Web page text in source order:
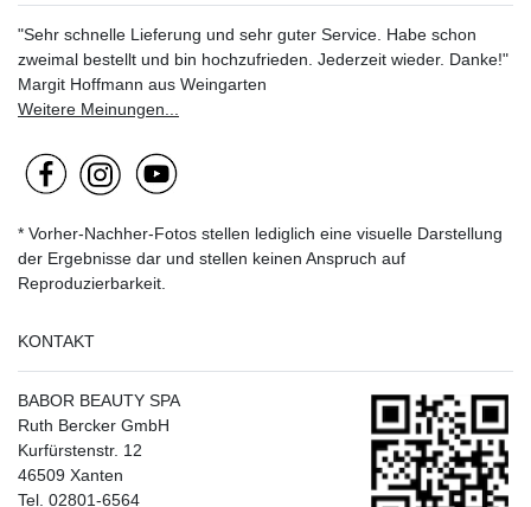
"Sehr schnelle Lieferung und sehr guter Service. Habe schon
zweimal bestellt und bin hochzufrieden. Jederzeit wieder. Danke!"
Margit Hoffmann aus Weingarten
Weitere Meinungen...
* Vorher-Nachher-Fotos stellen lediglich eine visuelle Darstellung
der Ergebnisse dar und stellen keinen Anspruch auf
Reproduzierbarkeit.
KONTAKT
BABOR BEAUTY SPA
Ruth Bercker GmbH
Kurfürstenstr. 12
46509 Xanten
Tel. 02801-6564